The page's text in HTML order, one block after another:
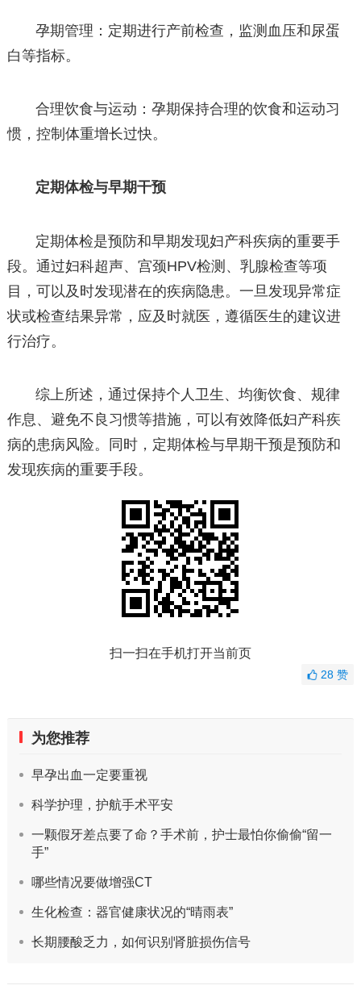
孕期管理：定期进行产前检查，监测血压和尿蛋
白等指标。
合理饮食与运动：孕期保持合理的饮食和运动习
惯，控制体重增长过快。
定期体检与早期干预
定期体检是预防和早期发现妇产科疾病的重要手
段。通过妇科超声、宫颈HPV检测、乳腺检查等项
目，可以及时发现潜在的疾病隐患。一旦发现异常症
状或检查结果异常，应及时就医，遵循医生的建议进
行治疗。
综上所述，通过保持个人卫生、均衡饮食、规律
作息、避免不良习惯等措施，可以有效降低妇产科疾
病的患病风险。同时，定期体检与早期干预是预防和
发现疾病的重要手段。
扫一扫在手机打开当前页
28赞
为您推荐
早孕出血一定要重视
科学护理，护航手术平安
一颗假牙差点要了命？手术前，护士最怕你偷偷“留一
手”
哪些情况要做增强CT
生化检查：器官健康状况的“晴雨表”
长期腰酸乏力，如何识别肾脏损伤信号